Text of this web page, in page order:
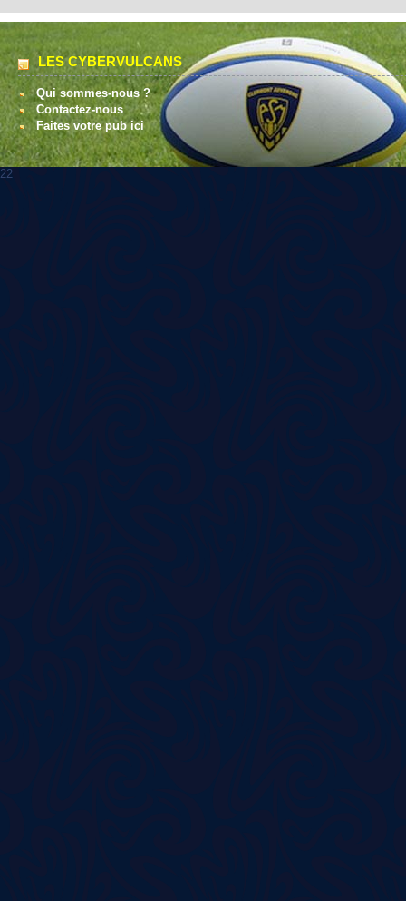
LES CYBERVULCANS
Qui sommes-nous ?
Contactez-nous
Faites votre pub ici
22